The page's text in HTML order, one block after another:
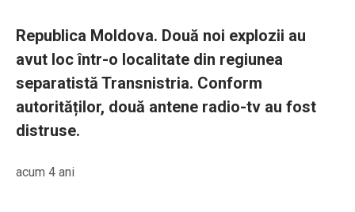
Republica Moldova. Două noi explozii au
avut loc într-o localitate din regiunea
separatistă Transnistria. Conform
autorităților, două antene radio-tv au fost
distruse.
acum 4 ani